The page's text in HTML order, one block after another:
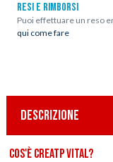
RESI E RIMBORSI
Puoi effettuare un reso
qui come fare
DESCRIZIONE
Cos'è Creatp Vital?